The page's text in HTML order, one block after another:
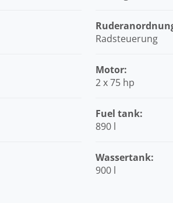
Radsteuerung
Motor:
2 x 75 hp
Fuel tank:
890 l
Wassertank:
900 l